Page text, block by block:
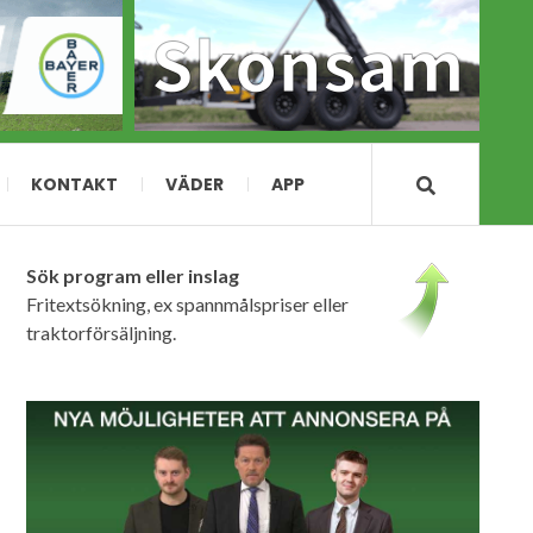
KONTAKT VÄDER APP
Sök program eller inslag
Fritextsökning, ex spannmålspriser eller
traktorförsäljning.